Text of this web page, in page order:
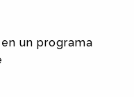
un programa